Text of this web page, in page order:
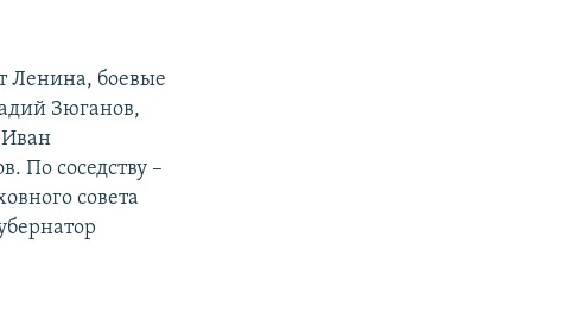
Ленина, боевые
Зюганов,
По соседству –
совета